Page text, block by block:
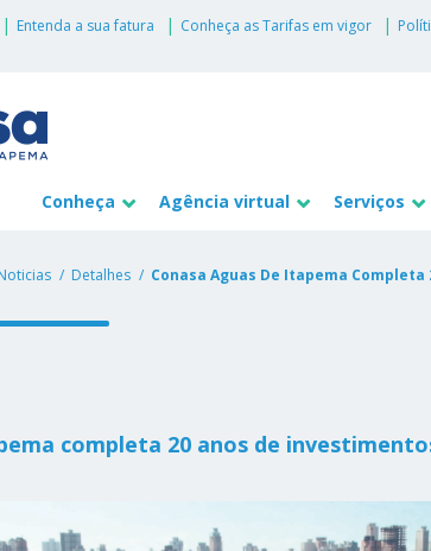
Entenda a sua fatura Conheça as Tarifas em vigor
Conheça Agência virtual Serviços
Detalhes Conasa Aguas De Itapema
completa 20 anos de